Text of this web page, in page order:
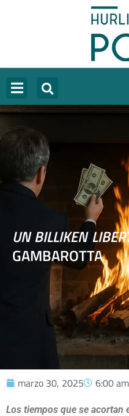
UN BILLIKEN
GAMBAROTTA
marzo 30, 2025 6:00 am
Los tiempos que se acortan